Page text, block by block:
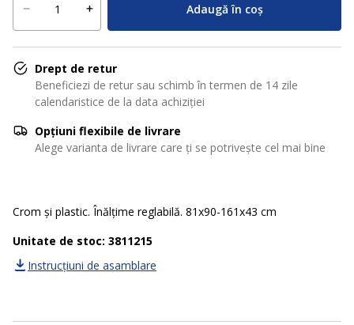
Adaugă în coș
Drept de retur
Beneficiezi de retur sau schimb în termen de 14 zile
calendaristice de la data achiziției
Opțiuni flexibile de livrare
Alege varianta de livrare care ți se potrivește cel mai bine
Crom și plastic. Înălțime reglabilă. 81x90-161x43 cm
Unitate de stoc: 3811215
Instrucțiuni de asamblare